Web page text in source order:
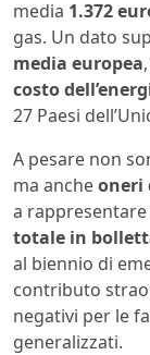
media 1.372
gas. Un dato
media europea
costo
27 Paesi
A pesare non
ma ancheoneri
a rappresentare
totale in
al biennio di
contributo
negativi per le
generalizzati.